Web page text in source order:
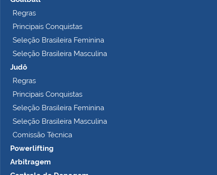
Regras
Principais Conquistas
Seleção Brasileira Feminina
Seleção Brasileira Masculina
Judô
Regras
Principais Conquistas
Seleção Brasileira Feminina
Seleção Brasileira Masculina
Comissão Técnica
Powerlifting
Arbitragem